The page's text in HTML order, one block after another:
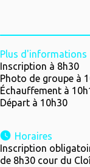
Plus d'informations
Inscription à 8h30
Photo de groupe à
Échauffement à
Départ à 10h30
Horaires
Inscription
de 8h30 cour du